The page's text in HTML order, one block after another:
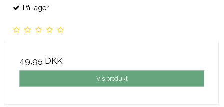
På lager
49,95 DKK
Vis produkt